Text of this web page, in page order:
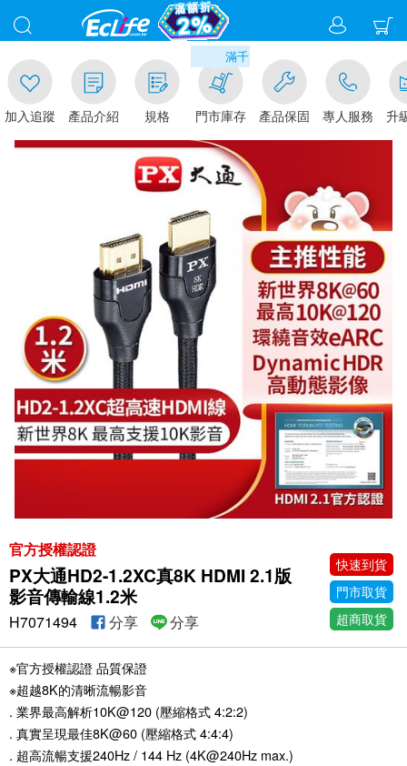
加入追蹤 產品介紹 規格
滿千元門市取貨現折1%(部分商品不適用
門市庫存 產品保固 專人服務 升
官方授權認證
PX大通HD2-1.2XC真8K HDMI 2.1版
影音傳輸線1.2米
快速到貨
門市取貨
超商取貨
H7071494 分享 分享
※官方授權認證 品質保證
※超越8K的清晰流暢影音
. 業界最高解析10K@120 (壓縮格式 4:2:2)
. 真實呈現最佳8K@60 (壓縮格式 4:4:4)
. 超高流暢支援240Hz / 144 Hz (4K@240Hz max.)